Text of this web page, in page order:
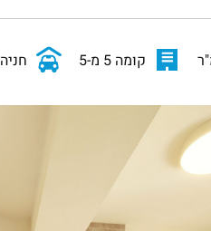
קומה 5 מ-5 חניה